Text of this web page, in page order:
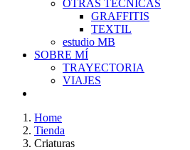
OTRAS TÉCNICAS
GRAFFITIS
TEXTIL
estudio MB
SOBRE MÍ
TRAYECTORIA
VIAJES
Home
Tienda
Criaturas